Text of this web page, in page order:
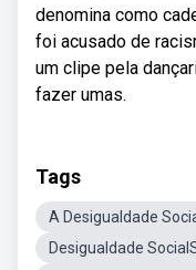
denomina como
foi acusado de
um clipe pela
fazer umas.
Tags
A Desigualdade
Desigualdade